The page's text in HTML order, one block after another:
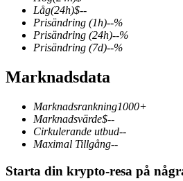
COIN-M Futures
Futures för kryptovaluta
TradFi
Derivat för aktier, valuta,
Låg(24h)$--
Prisändring (1h)--%
Prisändring (24h)--%
Prisändring (7d)--%
Marknadsdata
Marknadsrankning1000+
Marknadsvärde$--
Cirkulerande utbud--
Maximal Tillgång--
Starta din krypto-resa på